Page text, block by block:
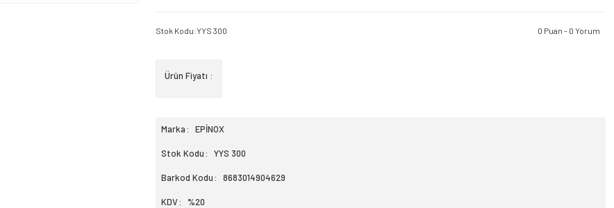
Stok Kodu:YYS 300 0 Puan - 0 Yorum
Ürün Fiyatı :
Marka EPİNOX
Stok Kodu YYS 300
Barkod Kodu 8683014904629
KDV %20